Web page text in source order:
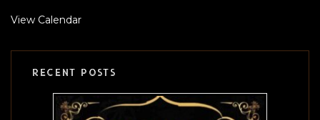
View Calendar
RECENT POSTS